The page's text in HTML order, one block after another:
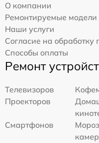
О компании
Ремонтируемые модели
Наши услуги
Согласие на
Способы оплаты
Ремонт
Телевизоров
Проекторов
Смартфонов
камер